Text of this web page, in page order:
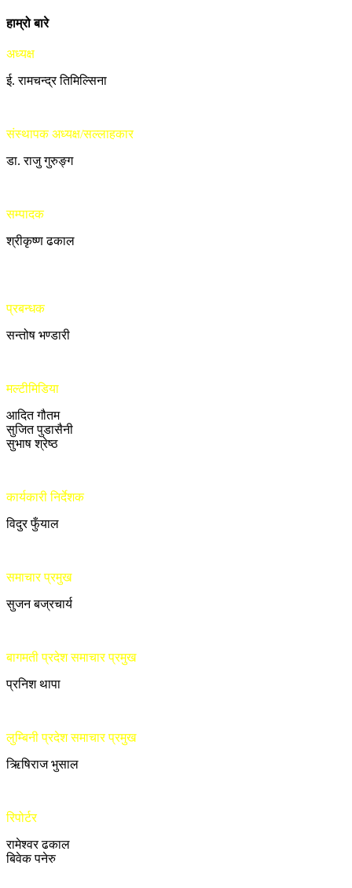
हाम्रो बारे
अध्यक्ष
ई. रामचन्द्र तिमिल्सिना
संस्थापक अध्यक्ष/सल्लाहकार
डा. राजु गुरुङ्ग
सम्पादक
श्रीकृष्ण ढकाल
प्रबन्धक
सन्तोष भण्डारी
मल्टीमिडिया
आदित गौतम
सुजित पुडासैनी
सुभाष श्रेष्ठ
कार्यकारी निर्देशक
विदुर फुँयाल
समाचार प्रमुख
सुजन बज्रचार्य
बागमती प्रदेश समाचार प्रमुख
प्रनिश थापा
लुम्बिनी प्रदेश समाचार प्रमुख
ऋिषिराज भुसाल
रिपोर्टर
रामेश्वर ढकाल
बिवेक पनेरु